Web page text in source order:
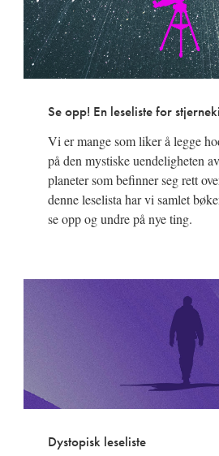
Se opp! En leseliste for
Vi er mange som liker å legge
på den mystiske uendeligheten
planeter som befinner seg rett
denne leselista har vi samlet
se opp og undre på nye ting.
Dystopisk leseliste